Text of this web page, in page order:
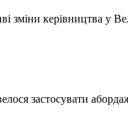
зміни керівництва у
застосувати